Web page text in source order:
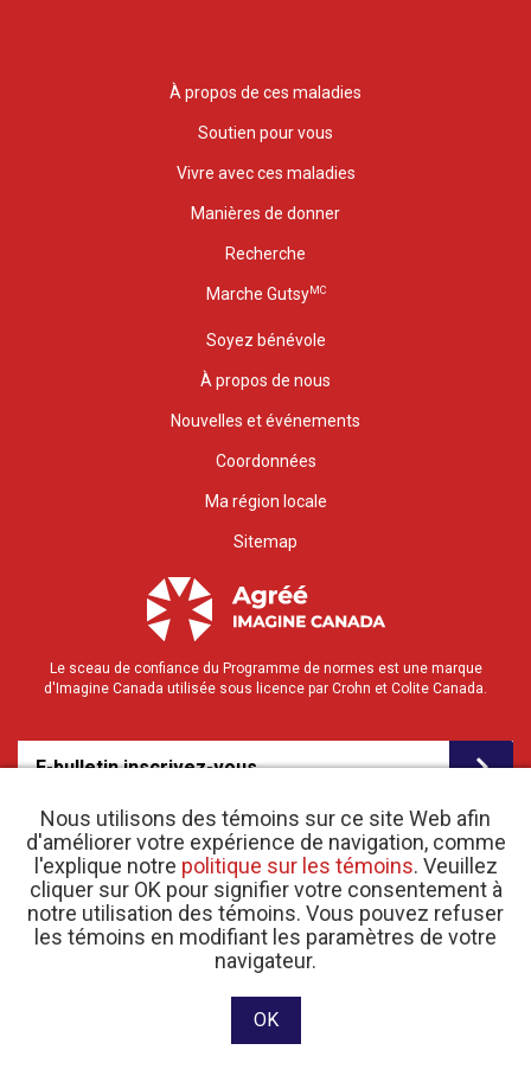
Nous utilisons des témoins sur ce site Web afin
d'améliorer votre expérience de navigation, comme
l'explique notre politique sur les témoins. Veuillez
cliquer sur OK pour signifier votre consentement à
notre utilisation des témoins. Vous pouvez refuser
les témoins en modifiant les paramètres de votre
navigateur.
OK
À propos de ces maladies
Soutien pour vous
Vivre avec ces maladies
Manières de donner
Recherche
Marche GutsyMC
Soyez bénévole
À propos de nous
Nouvelles et événements
Coordonnées
Ma région locale
Sitemap
Le sceau de confiance du Programme de normes est une marque
d'Imagine Canada utilisée sous licence par Crohn et Colite Canada.
E-bulletin inscrivez-vous
© 2026 Crohn et Colite Canada |Politique de confidentialité
d’organisme de bienfaisance 11883 1486 RR 0001
Site web conçu et développé par raisin Software.